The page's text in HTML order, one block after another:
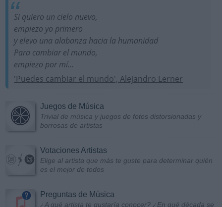
Si quiero un cielo nuevo,
empiezo yo primero
y elevo una alabanza hacia la humanidad
Para cambiar el mundo,
empiezo por mí...
'Puedes cambiar el mundo', Alejandro Lerner
Juegos de Música
Trivial de música y juegos de fotos distorsionadas y
borrosas de artistas
Votaciones Artistas
Elige al artista que más te guste para determinar quién
es el mejor de todos
Preguntas de Música
¿A qué artista te gustaría conocer? ¿En qué década se